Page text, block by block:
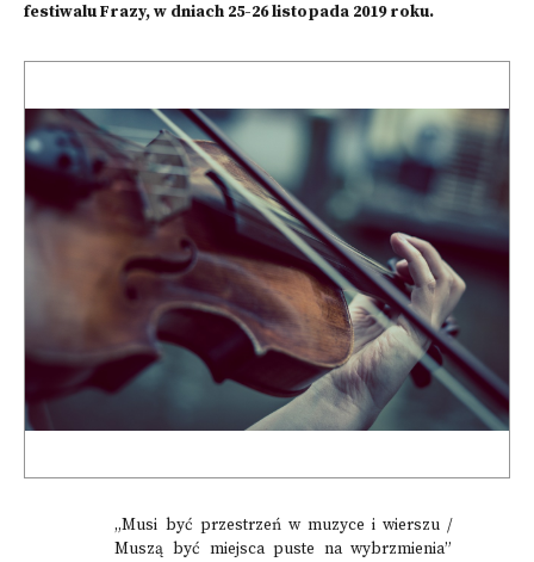
festiwalu Frazy, w dniach 25-26 listopada 2019 roku.
„Musi być przestrzeń w muzyce i wierszu /
Muszą być miejsca puste na wybrzmienia”